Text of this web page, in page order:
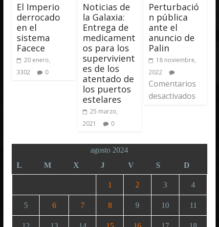
El Imperio
derrocado
en el
sistema
Facece
20 enero,
3302
0
Noticias de
la Galaxia:
Entrega de
medicament
os para los
supervivient
es de los
atentado de
los puertos
estelares
25 marzo,
2021
0
Perturbació
n pública
ante el
anuncio de
Palin
18 noviembre,
2022
Comentarios
desactivados
agosto 2024
L
M X J V S D
1 2 3 4
5 6 7 8 9 10 11